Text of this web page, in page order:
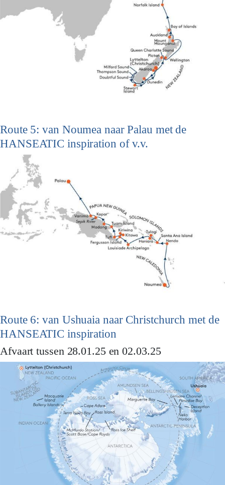
Route 5: van Noumea naar Palau met de
HANSEATIC inspiration of v.v.
Route 6: van Ushuaia naar Christchurch met de
HANSEATIC inspiration
Afvaart tussen 28.01.25 en 02.03.25